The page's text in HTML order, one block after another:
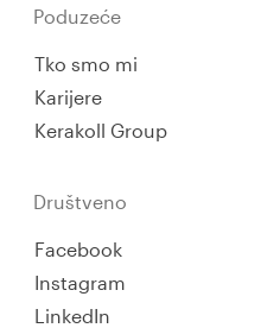
Poduzeće
Tko smo mi
Karijere
Kerakoll Group
Društveno
Facebook
Instagram
LinkedIn